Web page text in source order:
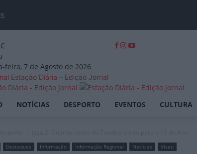
C
feira, 7 de Agosto de 2026
Estação Diária – Edição Jornal
NOTÍCIAS DESPORTO EVENTOS CULTURA
Destaques Informação Informação Regional Notícias Viseu